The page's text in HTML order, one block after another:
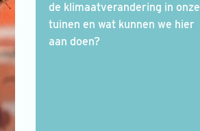
de klimaatverandering in onze
tuinen en wat kunnen we hier
aan doen?